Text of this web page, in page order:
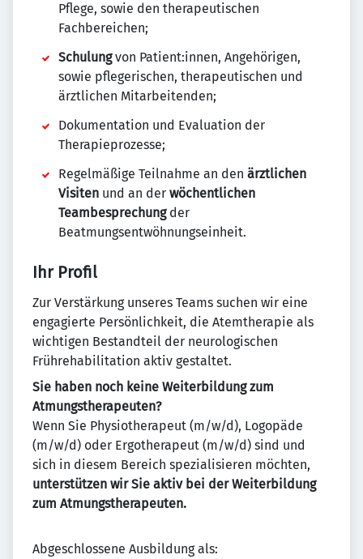
Pflege, sowie den therapeutischen
Fachbereichen;
Schulungvon Patient:innen, Angehörigen,
sowie pflegerischen, therapeutischen und
ärztlichen Mitarbeitenden;
Dokumentation und Evaluation der
Therapieprozesse;
Regelmäßige Teilnahme an den ärztlichen
Visiten und an der wöchentlichen
Teambesprechungder
Beatmungsentwöhnungseinheit.
Ihr Profil
Zur Verstärkung unseres Teams suchen wir eine
engagierte Persönlichkeit, die Atemtherapie als
wichtigen Bestandteil der neurologischen
Frührehabilitation aktiv gestaltet.
Sie haben noch keine Weiterbildung zum
Atmungstherapeuten?
Wenn Sie Physiotherapeut (m/w/d), Logopäde
(m/w/d) oder Ergotherapeut (m/w/d) sind und
sich in diesem Bereich spezialisieren möchten,
unterstützen wir Sie aktiv bei der Weiterbildung
zum Atmungstherapeuten.
Abgeschlossene Ausbildung als: